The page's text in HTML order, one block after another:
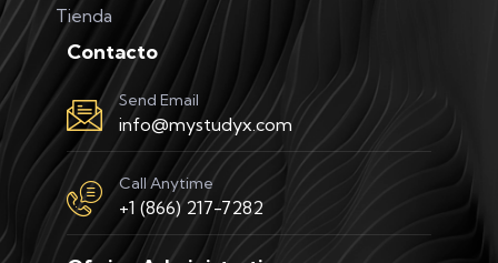
Tienda
Contacto
Send Email
info@mystudyx.com
Call Anytime
+1 (866) 217-7282